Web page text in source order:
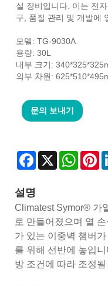
실 장비입니다. 이는 전
구, 품질 관리 및 개발에
모델: TG-9030A
용량: 30L
내부 크기:
외부 차원:
문의 보내기
Facebook
X
설명
Climatest Symor® 가
로 만들어졌으며 열
가 있는 이중벽 챔버
를 위해 선반에 놓입
방 조건에 따라 조정